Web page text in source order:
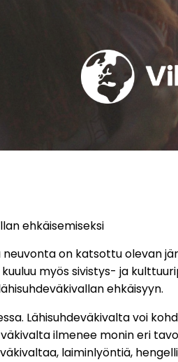
ehkäisemiseksi
on katsottu olevan
myös sivistys- ja
ehkäisyyn.
Lähisuhdeväkivalta voi
ilmenee monin eri
laiminlyöntiä,